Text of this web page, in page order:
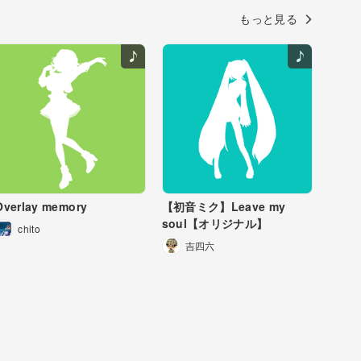
もっと見る
memory
chito
【初音ミク】Leave my
soul【オリジナル】
吉四六